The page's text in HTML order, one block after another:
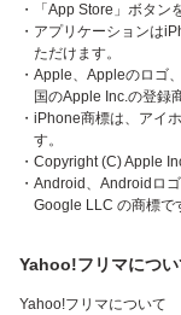
・「App Store」ボタン
・アプリケーションは
ただけます。
・Apple、Appleのロゴ
国のApple Inc.の登録
・iPhone商標は、アイ
す。
・Copyright (C) Apple
・Android、Androidロ
Google LLC の商標で
Yahoo!フリマについ
Yahoo!フリマについて